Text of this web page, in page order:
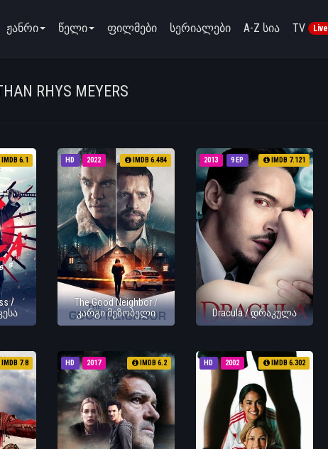
ჟანრი წელი ფილმები სერიალები A-Z სია TV Live
RHYS MEYERS
IMDB 6.1
/
HD 2022 IMDB 6.484
The Good Neighbor /
კარგი მეზობელი
9 EP
2013 IMDB 7.121
Dracula / დრაკულა
IMDB 7.8 HD 2017 IMDB 6.2 HD 2002 IMDB 6.302